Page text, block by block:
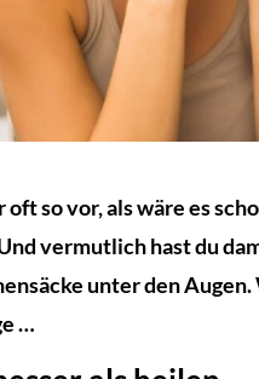
so vor, als wäre es
vermutlich hast du
unter den Augen.
…